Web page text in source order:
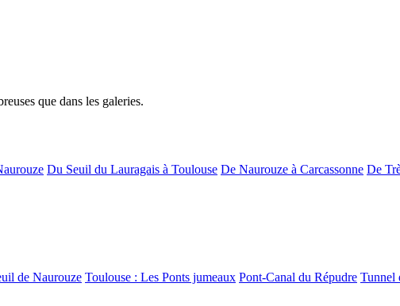
que dans les galeries.
Du Seuil du Lauragais à Toulouse De Naurouze à Carcassonne De
de Naurouze Toulouse : Les Ponts jumeaux Pont-Canal du Répudre Tunnel